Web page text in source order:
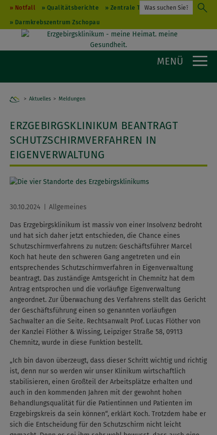
Notfall Qualitätsberichte Zentrale Terminvergabe
Darmkrebszentrum Zschopau
MENÜ
Home
Aktuelles Meldungen
ERZGEBIRGSKLINIKUM BEANTRAGT
SCHUTZSCHIRMVERFAHREN IN
EIGENVERWALTUNG
30.10.2024 Allgemeines
Das Erzgebirgsklinikum ist massiv von einer Insolvenz bedroht
und hat sich daher jetzt entschieden, die Chance eines
Schutzschirmverfahrens zu nutzen: Geschäftsführer Marcel
Koch hat heute den schweren Gang angetreten und ein
entsprechendes Schutzschirmverfahren in Eigenverwaltung
beantragt. Das zuständige Amtsgericht in Chemnitz hat dem
Antrag entsprochen und die vorläufige Eigenverwaltung
angeordnet. Zur Überwachung des Verfahrens stellt das Gericht
der Geschäftsführung einen so genannten vorläufigen
Sachwalter an die Seite. Rechtsanwalt Prof. Lucas Flöther von
der Kanzlei Flöther & Wissing, Leipziger Straße 58, 09113
Chemnitz, wurde in diese Funktion bestellt.
„Ich bin davon überzeugt, dass dieser Schritt wichtig und richtig
ist, denn nur so werden wir unser Klinikum wirtschaftlich
stabilisieren, einen Großteil der Arbeitsplätze erhalten und
auch in den kommenden Jahren mit der gewohnt hohen
Behandlungsqualität für die Patientinnen und Patienten im
Erzgebirgskreis da sein können“, erklärt Koch. Trotzdem habe er
sich die Entscheidung für den Schutzschirm nicht leicht